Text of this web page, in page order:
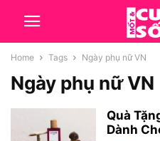
Home Tags Ngày phụ nữ VN
Ngày phụ nữ VN
Quà
Dành